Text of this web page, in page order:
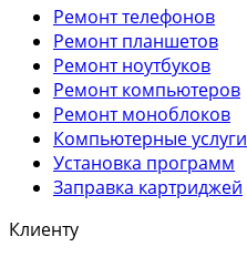
Ремонт телефонов
Ремонт планшетов
Ремонт ноутбуков
Ремонт компьютеров
Ремонт моноблоков
Компьютерные услуги
Установка программ
Заправка картриджей
Клиенту